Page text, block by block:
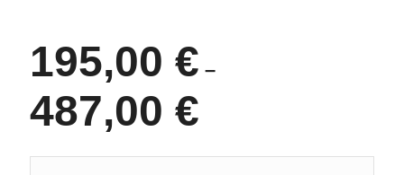
195,00 € –
487,00 €